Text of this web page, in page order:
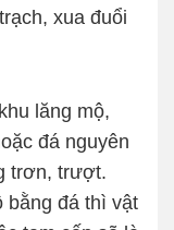
xua đuổi
lăng mộ,
đá nguyên
trơn, trượt.
bằng đá thì vật